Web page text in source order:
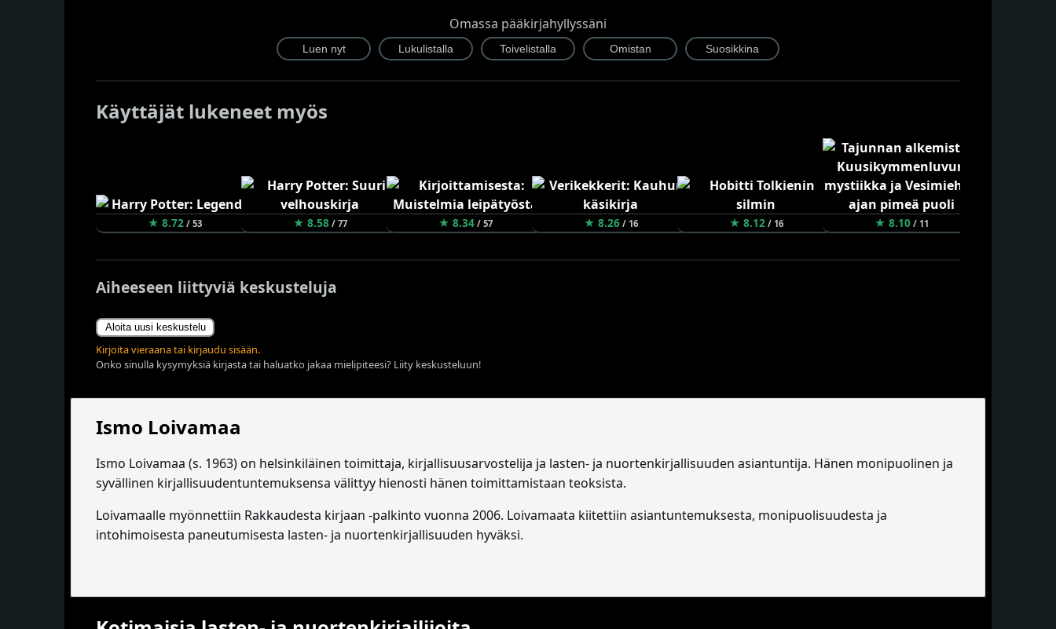
Omassa pääkirjahyllyssäni
Käyttäjät lukeneet myös
★ 8.72/ 53 ★ 8.58/ 77 ★ 8.34/ 57 ★ 8.26/ 16 ★ 8.12/ 16 ★ 8.10/ 11
Aiheeseen liittyviä keskusteluja
Aloita uusi keskustelu
Kirjoita vieraana tai kirjaudu sisään.
Onko sinulla kysymyksiä kirjasta tai haluatko jakaa mielipiteesi? Liity keskusteluun!
Ismo Loivamaa
Ismo Loivamaa (s. 1963) on helsinkiläinen toimittaja, kirjallisuusarvostelija ja lasten- ja nuortenkirjallisuuden asiantuntija. Hänen monipuolinen ja
syvällinen kirjallisuudentuntemuksensa välittyy hienosti hänen toimittamistaan teoksista.
Loivamaalle myönnettiin Rakkaudesta kirjaan -palkinto vuonna 2006. Loivamaata kiitettiin asiantuntemuksesta, monipuolisuudesta ja
intohimoisesta paneutumisesta lasten- ja nuortenkirjallisuuden hyväksi.